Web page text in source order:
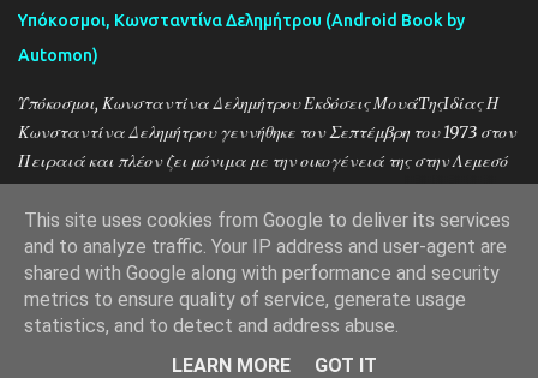
Υπόκοσμοι, Κωνσταντίνα Δελημήτρου (Android Book by
Automon)
Υπόκοσμοι, Κωνσταντίνα Δελημήτρου Εκδόσεις ΜουάTηςIδίας Η
Κωνσταντίνα Δελημήτρου γεννήθηκε τον Σεπτέμβρη του 1973 στον
Πειραιά και πλέον ζει μόνιμα με την οικογένειά της στην Λεμεσό
της Κύπρου. Η συγγραφική της πορεία, ξεκίνησε τον Μάϊο του
2005 με το διάσημο πλέον ελληνικό μπλογκ “Ψιλικατζού” στο οποίο
έγραφε τις καθημερινές ιστορίες από το ψιλικατζίδικό της στην
Νίκαια.
Από το Blogger
Automon 2022
This site uses cookies from Google to deliver its services
and to analyze traffic. Your IP address and user-agent are
shared with Google along with performance and security
metrics to ensure quality of service, generate usage
statistics, and to detect and address abuse.
LEARN MORE
GOT IT